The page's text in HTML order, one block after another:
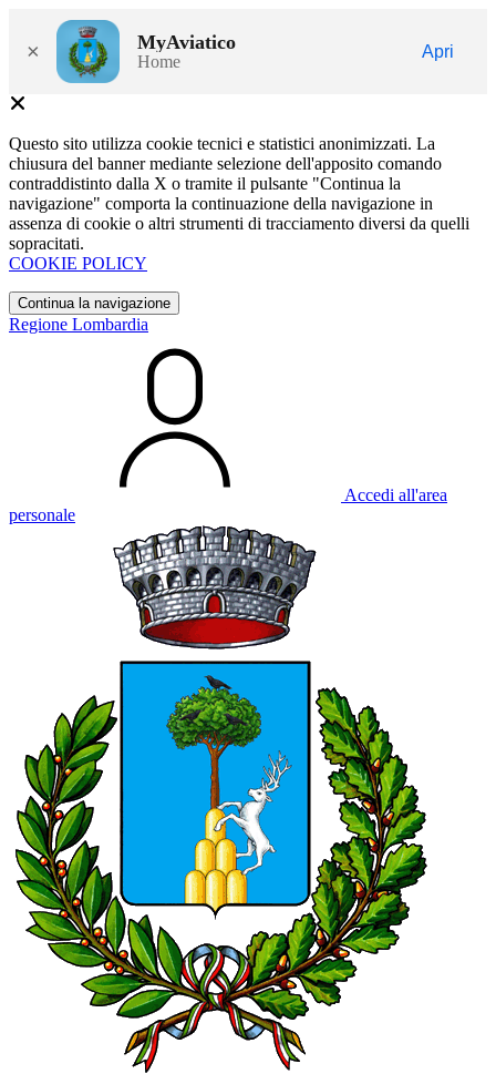
× MyAviatico
Home
Apri
Questo sito utilizza cookie tecnici e statistici anonimizzati. La
chiusura del banner mediante selezione dell'apposito comando
contraddistinto dalla X o tramite il pulsante "Continua la
navigazione" comporta la continuazione della navigazione in
assenza di cookie o altri strumenti di tracciamento diversi da quelli
sopracitati.
COOKIE POLICY
Continua la navigazione
Regione Lombardia
Accedi all'area
personale